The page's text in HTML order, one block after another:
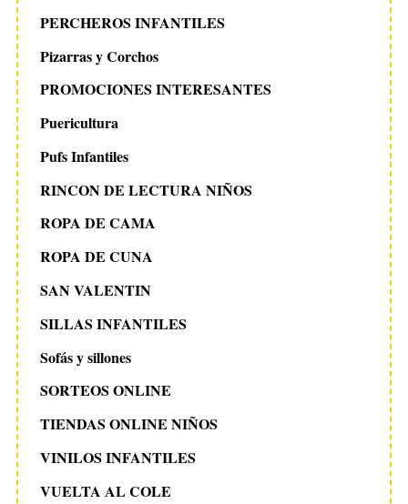
PERCHEROS INFANTILES
Pizarras y Corchos
PROMOCIONES INTERESANTES
Puericultura
Pufs Infantiles
RINCON DE LECTURA NIÑOS
ROPA DE CAMA
ROPA DE CUNA
SAN VALENTIN
SILLAS INFANTILES
Sofás y sillones
SORTEOS ONLINE
TIENDAS ONLINE NIÑOS
VINILOS INFANTILES
VUELTA AL COLE